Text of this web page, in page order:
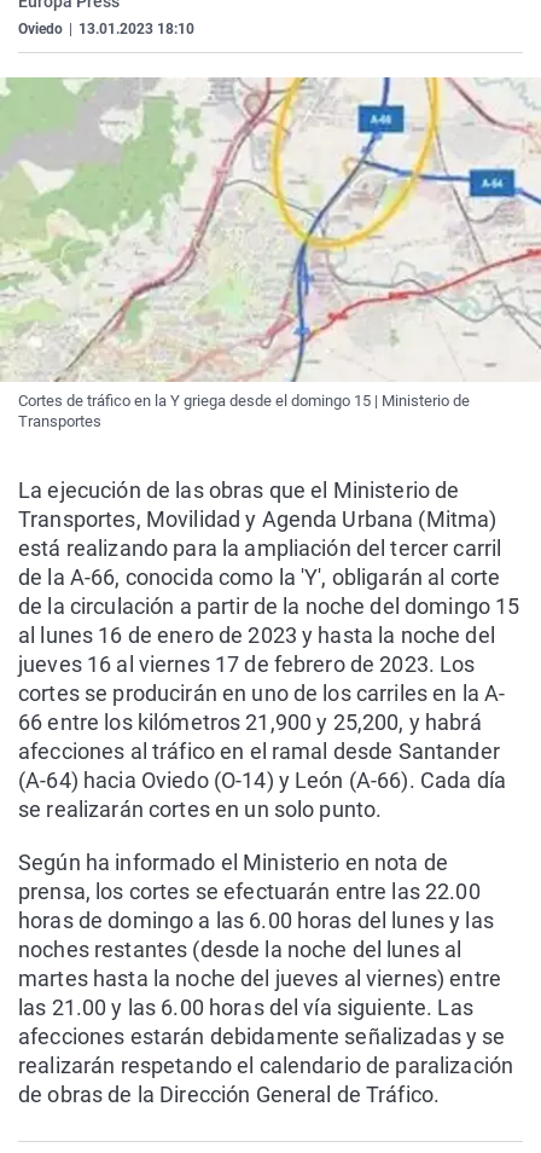
Como el perro y el
Equipo de
Operación Viuda
La Rioja
Navarra
País Vasco
Elecciones
Oviedo 13.01.2023 18:10
Cortes de tráfico en la Y griega desde el domingo 15 | Ministerio de
Transportes
La ejecución de las obras que el Ministerio de
Transportes, Movilidad y Agenda Urbana (Mitma)
está realizando para la ampliación del tercer carril
de la A-66, conocida como la 'Y', obligarán al corte
de la circulación a partir de la noche del domingo 15
al lunes 16 de enero de 2023 y hasta la noche del
jueves 16 al viernes 17 de febrero de 2023. Los
cortes se producirán en uno de los carriles en la A-
66 entre los kilómetros 21,900 y 25,200, y habrá
afecciones al tráfico en el ramal desde Santander
(A-64) hacia Oviedo (O-14) y León (A-66). Cada día
se realizarán cortes en un solo punto.
Según ha informado el Ministerio en nota de
prensa, los cortes se efectuarán entre las 22.00
horas de domingo a las 6.00 horas del lunes y las
noches restantes (desde la noche del lunes al
martes hasta la noche del jueves al viernes) entre
las 21.00 y las 6.00 horas del vía siguiente. Las
afecciones estarán debidamente señalizadas y se
realizarán respetando el calendario de paralización
de obras de la Dirección General de Tráfico.